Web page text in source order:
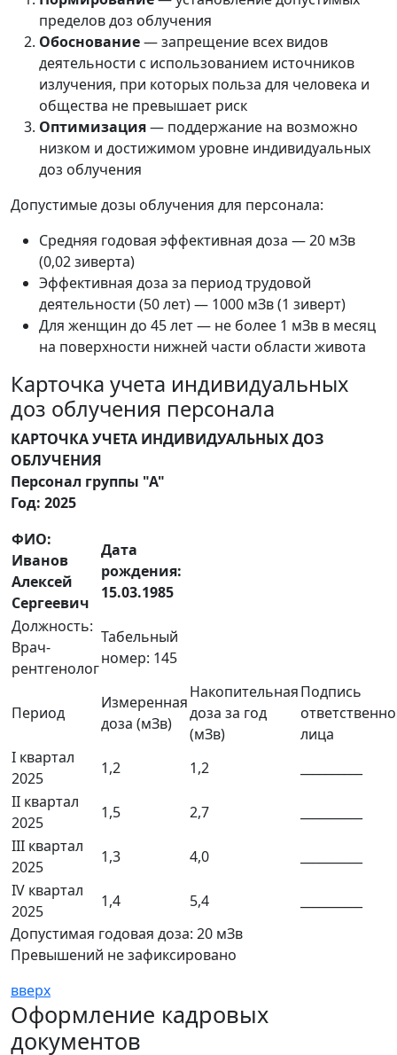
пределов доз облучения
Обоснование— запрещение всех видов
деятельности с использованием источников
излучения, при которых польза для человека и
общества не превышает риск
Оптимизация— поддержание на возможно
низком и достижимом уровне индивидуальных
доз облучения
Допустимые дозы облучения для персонала:
Средняя годовая эффективная доза — 20 мЗв
(0,02 зиверта)
Эффективная доза за период трудовой
деятельности (50 лет) — 1000 мЗв (1 зиверт)
Для женщин до 45 лет — не более 1 мЗв в месяц
на поверхности нижней части области живота
Карточка учета индивидуальных
доз облучения персонала
КАРТОЧКА УЧЕТА ИНДИВИДУАЛЬНЫХ ДОЗ
ОБЛУЧЕНИЯ
Персонал группы "А"
Год: 2025
ФИО:
Иванов
Алексей
Сергеевич
Дата
рождения:
15.03.1985
Должность:
Врач-
рентгенолог
Табельный
номер: 145
Период
Измеренная
доза (мЗв)
Накопительная
доза за год
(мЗв)
Подпись
лица
I квартал
2025
1,2 1,2
II квартал
2025
1,5 2,7
III квартал
2025
1,3 4,0
IV квартал
2025
1,4 5,4
Допустимая годовая доза: 20 мЗв
Превышений не зафиксировано
вверх
Оформление кадровых
документов